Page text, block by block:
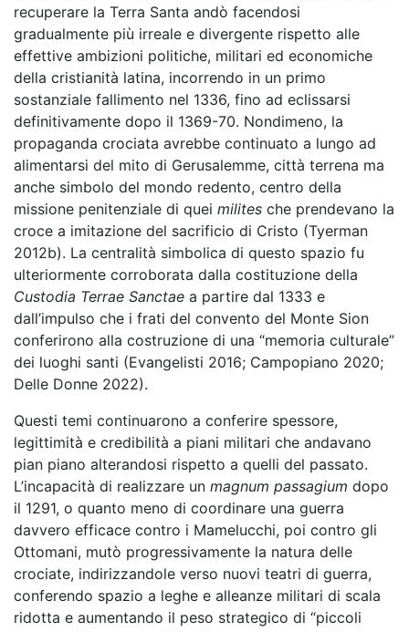
recuperare la Terra Santa andò facendosi
gradualmente più irreale e divergente rispetto alle
effettive ambizioni politiche, militari ed economiche
della cristianità latina, incorrendo in un primo
sostanziale fallimento nel 1336, fino ad eclissarsi
definitivamente dopo il 1369-70. Nondimeno, la
propaganda crociata avrebbe continuato a lungo ad
alimentarsi del mito di Gerusalemme, città terrena ma
anche simbolo del mondo redento, centro della
missione penitenziale di quei milites che prendevano la
croce a imitazione del sacrificio di Cristo (Tyerman
2012b). La centralità simbolica di questo spazio fu
ulteriormente corroborata dalla costituzione della
Custodia Terrae Sanctae a partire dal 1333 e
dall’impulso che i frati del convento del Monte Sion
conferirono alla costruzione di una “memoria culturale”
dei luoghi santi (Evangelisti 2016; Campopiano 2020;
Delle Donne 2022).
Questi temi continuarono a conferire spessore,
legittimità e credibilità a piani militari che andavano
pian piano alterandosi rispetto a quelli del passato.
L’incapacità di realizzare un magnum passagium dopo
il 1291, o quanto meno di coordinare una guerra
davvero efficace contro i Mamelucchi, poi contro gli
Ottomani, mutò progressivamente la natura delle
crociate, indirizzandole verso nuovi teatri di guerra,
conferendo spazio a leghe e alleanze militari di scala
ridotta e aumentando il peso strategico di “piccoli